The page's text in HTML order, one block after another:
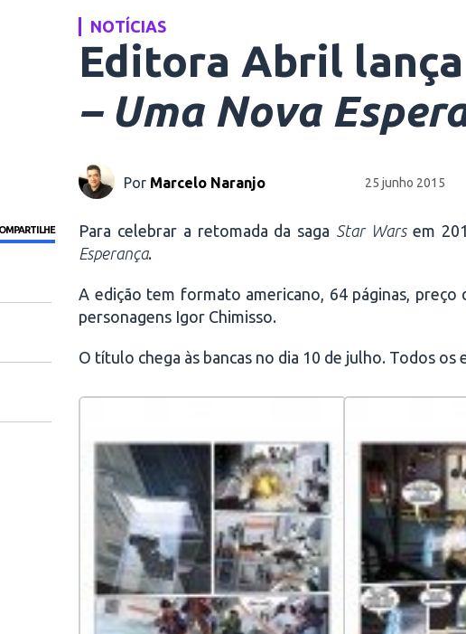
NOTÍCIAS
Editora Abril
– Uma Nova
Por Marcelo Naranjo 25 junho 2015
Para celebrar a retomada da saga Star Warsem
Esperança.
A edição tem formato americano, 64 páginas,
personagens Igor Chimisso.
O título chega às bancas no dia 10 de julho. Todos